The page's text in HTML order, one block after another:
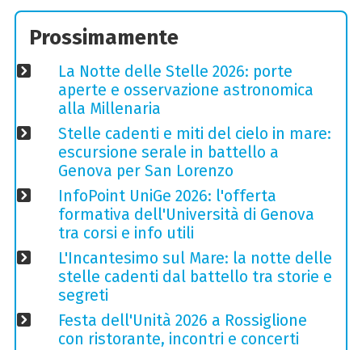
Prossimamente
La Notte delle Stelle 2026: porte
aperte e osservazione astronomica
alla Millenaria
Stelle cadenti e miti del cielo in mare:
escursione serale in battello a
Genova per San Lorenzo
InfoPoint UniGe 2026: l'offerta
formativa dell'Università di Genova
tra corsi e info utili
L'Incantesimo sul Mare: la notte delle
stelle cadenti dal battello tra storie e
segreti
Festa dell'Unità 2026 a Rossiglione
con ristorante, incontri e concerti